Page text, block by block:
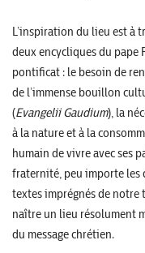
L’inspiration du lieu est à
deux encycliques du pape
pontificat : le besoin de
de l’immense bouillon
(Evangelii Gaudium), la
à la nature et à la
humain de vivre avec ses
fraternité, peu importe les
textes imprégnés de
naître un lieu résolument
du message chrétien.